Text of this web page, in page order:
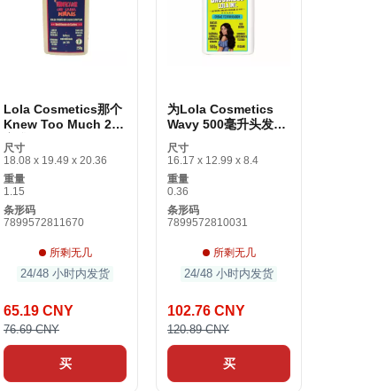
Lola Cosmetics那个
Knew Too Much 250
毫升
尺寸
18.08 x 19.49 x 20.36
重量
1.15
条形码
7899572811670
所剩无几
24/48 小时内发货
65.19 CNY
76.69 CNY
买
为Lola Cosmetics
Wavy 500毫升头发提
供纹理的工具
尺寸
16.17 x 12.99 x 8.4
重量
0.36
条形码
7899572810031
所剩无几
24/48 小时内发货
102.76 CNY
120.89 CNY
买